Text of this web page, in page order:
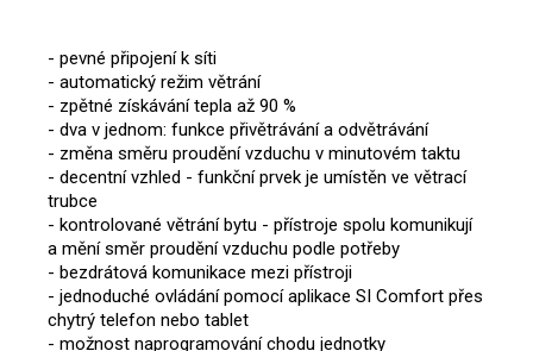
- pevné připojení k síti
- automatický režim větrání
- zpětné získávání tepla až 90 %
- dva v jednom: funkce přivětrávání a odvětrávání
- změna směru proudění vzduchu v minutovém taktu
- decentní vzhled - funkční prvek je umístěn ve větrací
trubce
- kontrolované větrání bytu - přístroje spolu komunikují
a mění směr proudění vzduchu podle potřeby
- bezdrátová komunikace mezi přístroji
- jednoduché ovládání pomocí aplikace SI Comfort přes
chytrý telefon nebo tablet
- možnost naprogramování chodu jednotky